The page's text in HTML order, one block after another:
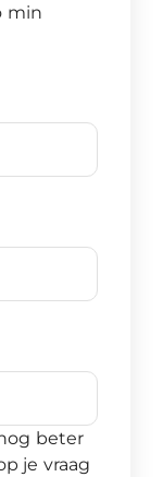
min
beter
je vraag